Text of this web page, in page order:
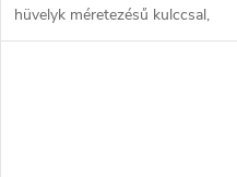
hüvelyk méretezésű kulccsal,
valamint egy szétnyitható